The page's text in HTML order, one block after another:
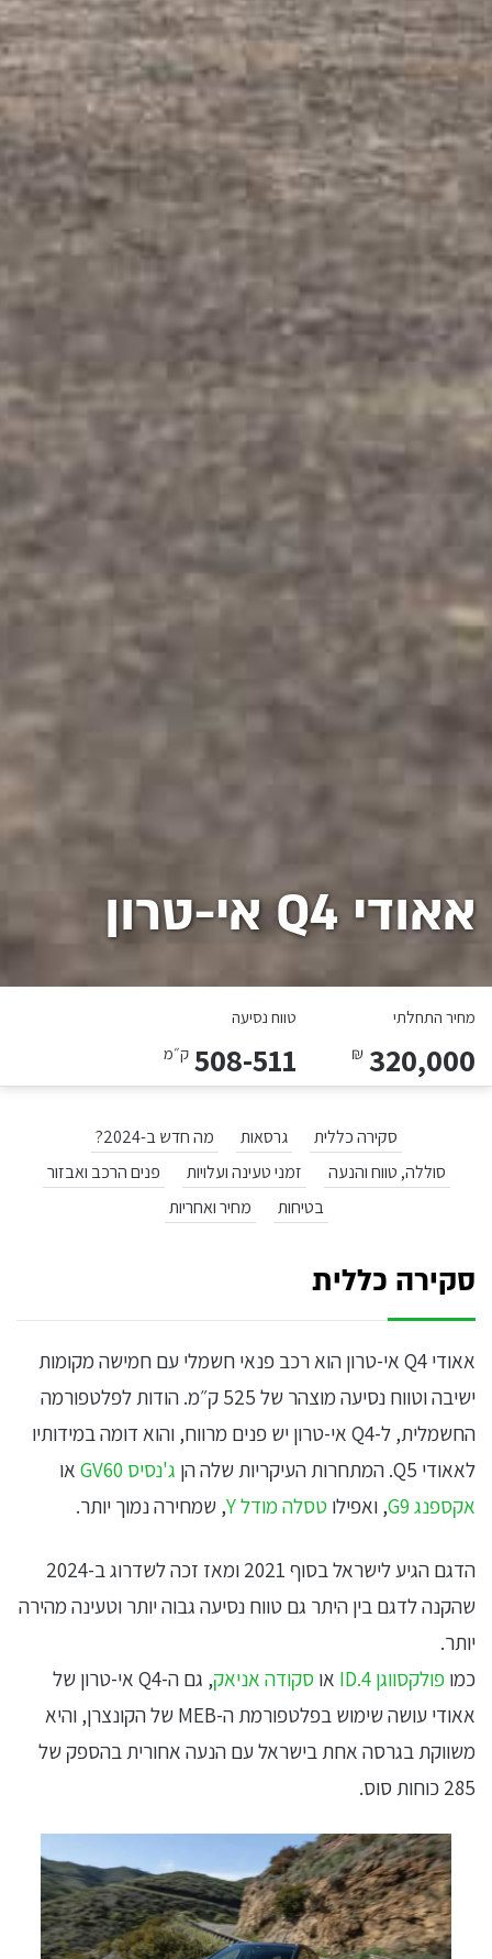
אאודי Q4 אי-טרון
מחיר התחלתי
320,000
₪
טווח נסיעה
508-511 ק״מ
סקירה כללית גרסאות
מה חדש ב-2024?
סוללה, טווח והנעה
זמני טעינה ועלויות
פנים הרכב ואבזור
בטיחות
מחיר ואחריות
סקירה כללית
אאודי Q4 אי-טרון הוא רכב פנאי חשמלי עם חמישה מקומות
ישיבה וטווח נסיעה מוצהר של 525 ק״מ. הודות לפלטפורמה
החשמלית, ל-Q4 אי-טרון יש פנים מרווח, והוא דומה במידותיו
לאאודי Q5. המתחרות העיקריות שלה הן
ג'נסיס GV60
או
אקספנג G9
, ואפילו טסלה מודל Y , שמחירה נמוך יותר.
הדגם הגיע לישראל בסוף 2021 ומאז זכה לשדרוג ב-2024
שהקנה לדגם בין היתר גם טווח נסיעה גבוה יותר וטעינה מהירה
יותר.
כמו פולקסווגן ID.4 או סקודה אניאק
, גם ה-Q4 אי-טרון של
אאודי עושה שימוש בפלטפורמת ה-MEB של הקונצרן, והיא
משווקת בגרסה אחת בישראל עם הנעה אחורית בהספק של
285 כוחות סוס.